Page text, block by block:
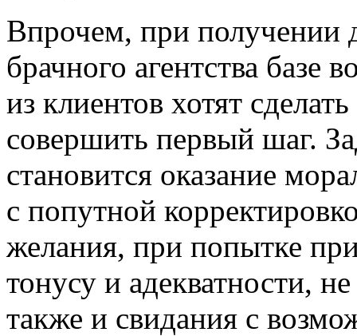
Впрочем, при получении
брачного агентства базе
из клиентов хотят
совершить первый шаг.
становится оказание
с попутной
желания, при попытке
тонусу и адекватности,
также и свидания с